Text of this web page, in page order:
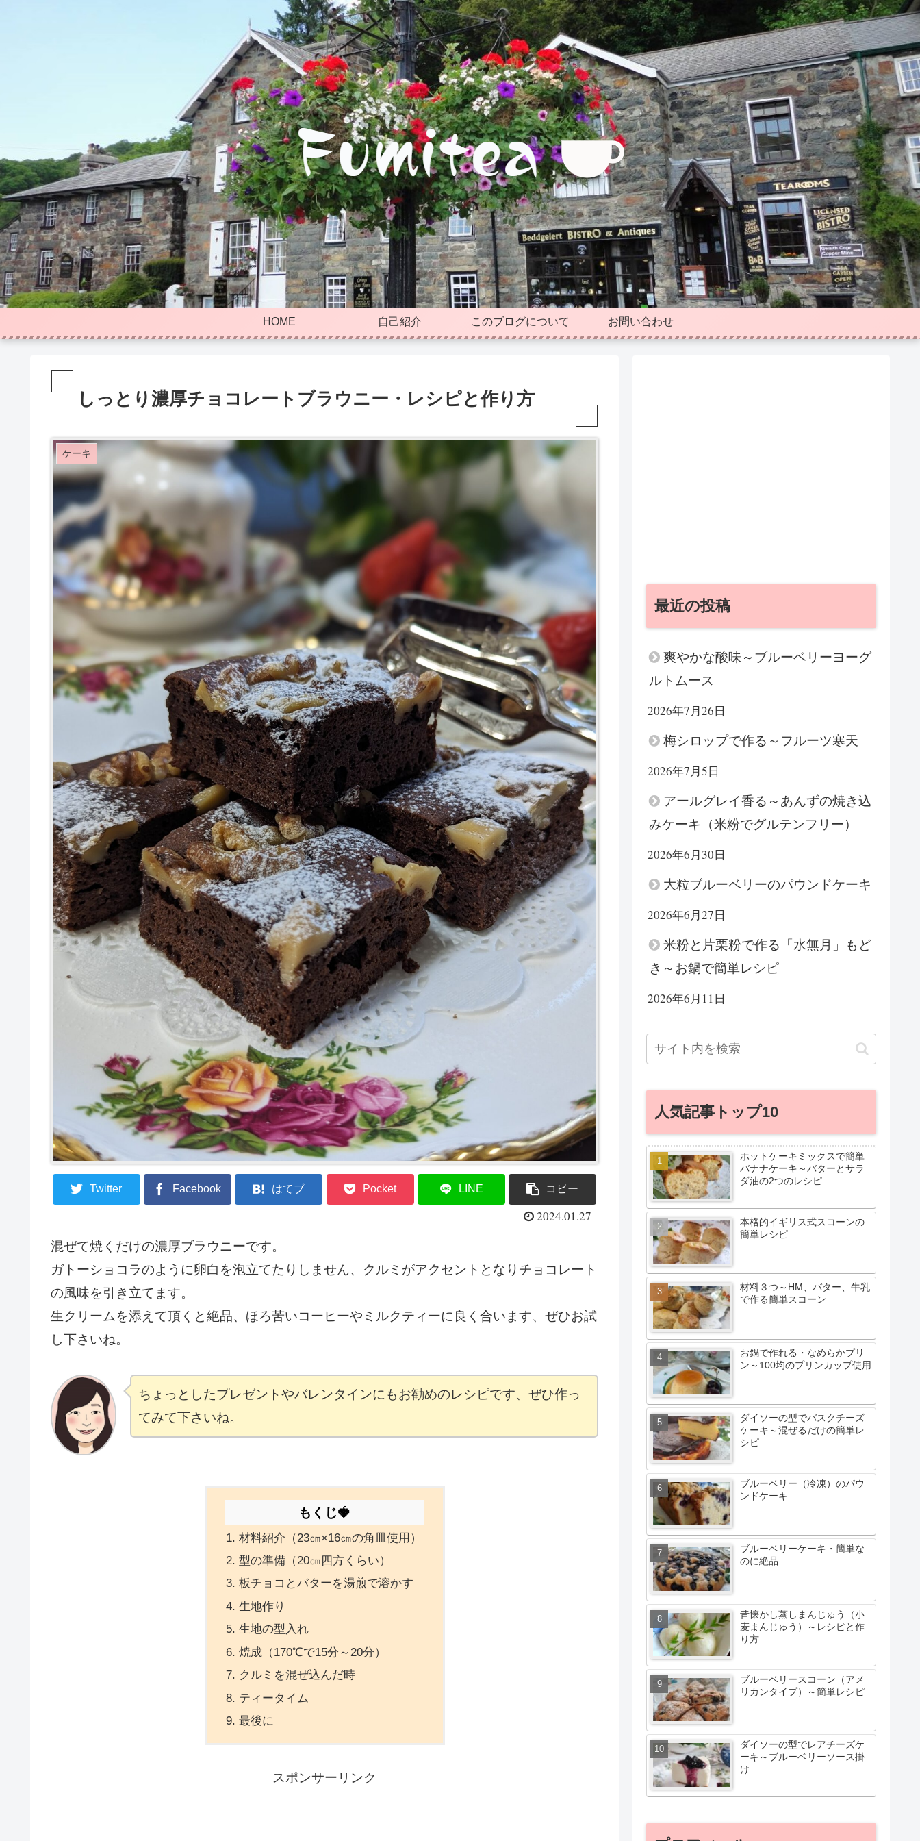
HOME 自己紹介 このブログについて お問い合わせ
しっとり濃厚チョコレートブラウニー・レシピと作り方
ケーキ
Twitter Facebook はてブ Pocket LINE コピー
2024.01.27
混ぜて焼くだけの濃厚ブラウニーです。
ガトーショコラのように卵白を泡立てたりしません、クルミがアクセントとなりチョコレート
の風味を引き立てます。
生クリームを添えて頂くと絶品、ほろ苦いコーヒーやミルクティーに良く合います、ぜひお試
し下さいね。
ちょっとしたプレゼントやバレンタインにもお勧めのレシピです、ぜひ作っ
てみて下さいね。
もくじ🍓
材料紹介（23㎝×16㎝の角皿使用）
型の準備（20㎝四方くらい）
板チョコとバターを湯煎で溶かす
生地作り
生地の型入れ
焼成（170℃で15分～20分）
クルミを混ぜ込んだ時
ティータイム
最後に
スポンサーリンク
最近の投稿
爽やかな酸味～ブルーベリーヨーグ
ルトムース
2026年7月26日
梅シロップで作る～フルーツ寒天
2026年7月5日
アールグレイ香る～あんずの焼き込
みケーキ（米粉でグルテンフリー）
2026年6月30日
大粒ブルーベリーのパウンドケーキ
2026年6月27日
米粉と片栗粉で作る「水無月」もど
き～お鍋で簡単レシピ
2026年6月11日
人気記事トップ10
ホットケーキミックスで簡単
バナナケーキ～バターとサラ
ダ油の2つのレシピ
本格的イギリス式スコーンの
簡単レシピ
材料３つ～HM、バター、牛乳
で作る簡単スコーン
お鍋で作れる・なめらかプリ
ン～100均のプリンカップ使用
ダイソーの型でバスクチーズ
ケーキ～混ぜるだけの簡単レ
シピ
ブルーベリー（冷凍）のパウ
ンドケーキ
ブルーベリーケーキ・簡単な
のに絶品
昔懐かし蒸しまんじゅう（小
麦まんじゅう）～レシピと作
り方
ブルーベリースコーン（アメ
リカンタイプ）～簡単レシピ
ダイソーの型でレアチーズケ
ーキ～ブルーベリーソース掛
け